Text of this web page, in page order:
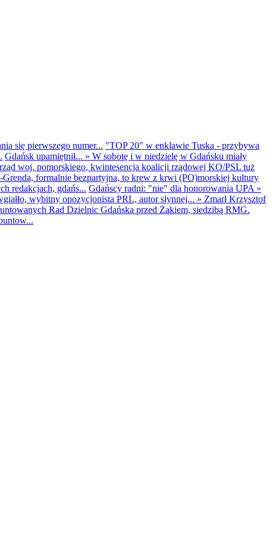
się pierwszego numer... "TOP 20" w enklawie Tuska - przybywa
Gdańsk upamiętnił... » W sobotę i w niedzielę w Gdańsku miały
woj. pomorskiego, kwintesencja koalicji rządowej KO/PSL tuż
Grenda, formalnie bezpartyjna, to krew z krwi (PO)morskiej kultury
redakcjach, gdańs... Gdańscy radni: "nie" dla honorowania UPA »
wybitny opozycjonista PRL, autor słynnej... » Zmarł Krzysztof
Rad Dzielnic Gdańska przed Żakiem, siedzibą RMG.